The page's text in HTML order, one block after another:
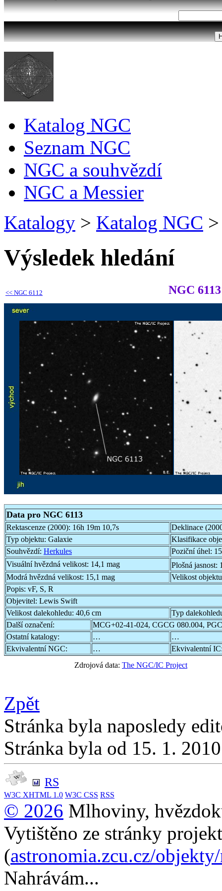
Katalog NGC
Seznam NGC
NGC a souhvězdí
NGC a Messier
Katalogy > Katalog NGC >
Výsledek hledání
<< NGC 6112 NGC 6113
Data pro NGC 6113
Rektascenze (2000): 16h 19m 10,7s
Deklinace
Typ objektu: Galaxie
Klasifikace
Souhvězdí: Herkules Poziční úhel:
Visuální hvězdná velikost: 14,1 mag Plošná jasnost:
Modrá hvězdná velikost: 15,1 mag
Velikost
Popis: vF, S, R
Objevitel: Lewis Swift
Velikost dalekohledu: 40,6 cm
Typ
Další označení:
MCG+02-41-024, CGCG 080.004,
Ostatní katalogy:
…
…
Ekvivalentní NGC:
…
Ekvivalentní
Zdrojová data: The NGC/IC Project
Zpět
Stránka byla naposledy
Stránka byla od 15. 1.
RS
W3C XHTML 1.0 W3C CSS RSS
© 2026 Mlhoviny,
Vytištěno ze stránky
(astronomia.zcu.cz/
Nahrávám...